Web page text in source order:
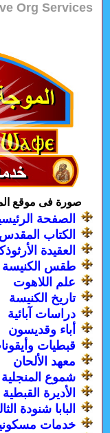
Org Services
صورة فى موقع
الصفحة
الكتاب المقدس
العقيدة
طقس الكنيسة
علم اللاهوت
تاريخ الكنيسة
دراسات آبائية
أباء وقديسون
قبطيات
معهد الألحان
شموع المنجلية
الأديرة القبطية
البابا شنودة
خدمات